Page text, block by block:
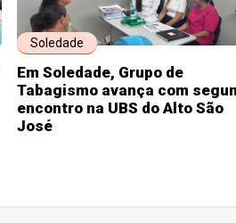
Soledade
Em Soledade, Grupo de
Tabagismo avança com
encontro na UBS do Alto São
José